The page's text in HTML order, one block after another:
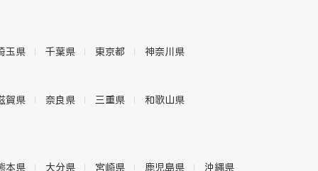
玉県 千葉県 東京都 神奈川県
賀県 奈良県 三重県 和歌山県
本県 大分県 宮崎県 鹿児島県 沖縄県